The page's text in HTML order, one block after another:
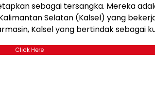
sebagai tersangka. Mereka
Selatan (Kalsel) yang
Kalsel yang bertindak sebagai
Click Here